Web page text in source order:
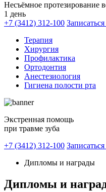
Несъёмное протезирование
1 день
+7 (3412) 312-100
Терапия
Хирургия
Профилактика
Ортодонтия
Анестезиология
Гигиена полости рта
Экстренная помощь
при травме зуба
+7 (3412) 312-100
Дипломы и награды
Дипломы и